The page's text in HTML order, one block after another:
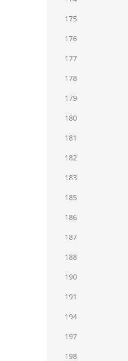
175
176
177
178
179
180
181
182
183
185
186
187
188
190
191
194
197
198